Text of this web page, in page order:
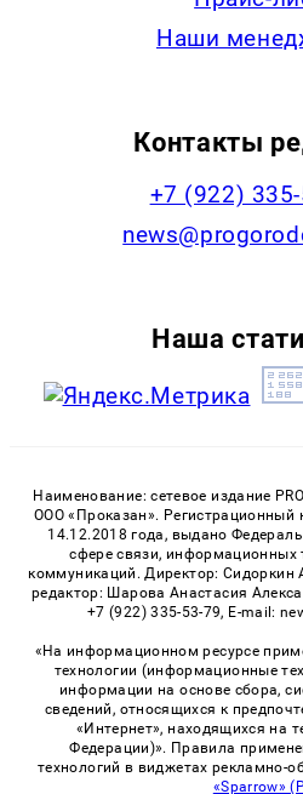
Наши
Контакты
+7 (922)
Наша
Наименование: сетевое издание
ООО «Проказан».
14.12.2018 года, выдано
сфере связи, информационных
коммуникаций. Директор: Сидоркин
редактор: Шарова Анастасия
+7 (922) 335-53-79, E-mail:
«На информационном ресурсе
технологии (информационные
информации на основе сбора,
сведений, относящихся к
«Интернет», находящихся на
Федерации)». Правила
технологий в виджетах рекламно-
«Sparrow»